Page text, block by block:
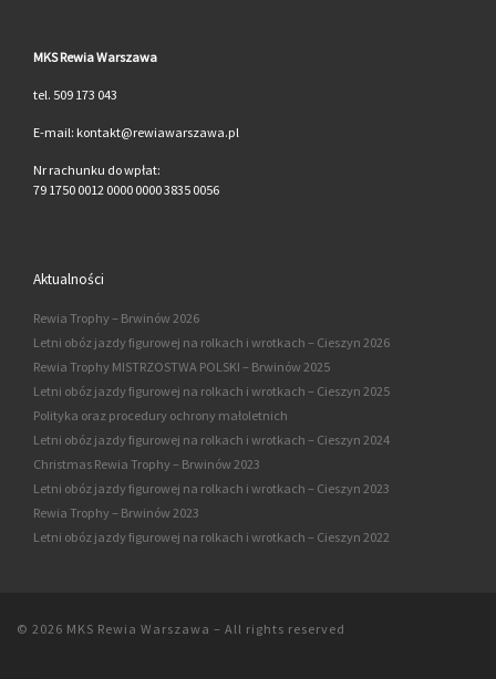
MKS Rewia Warszawa
tel. 509 173 043
E-mail: kontakt@rewiawarszawa.pl
Nr rachunku do wpłat:
79 1750 0012 0000 0000 3835 0056
Aktualności
Rewia Trophy – Brwinów 2026
Letni obóz jazdy figurowej na rolkach i wrotkach – Cieszyn 2026
Rewia Trophy MISTRZOSTWA POLSKI – Brwinów 2025
Letni obóz jazdy figurowej na rolkach i wrotkach – Cieszyn 2025
Polityka oraz procedury ochrony małoletnich
Letni obóz jazdy figurowej na rolkach i wrotkach – Cieszyn 2024
Christmas Rewia Trophy – Brwinów 2023
Letni obóz jazdy figurowej na rolkach i wrotkach – Cieszyn 2023
Rewia Trophy – Brwinów 2023
Letni obóz jazdy figurowej na rolkach i wrotkach – Cieszyn 2022
© 2026 MKS Rewia Warszawa – All rights reserved